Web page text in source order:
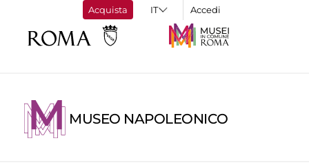
Acquista Accedi
MUSEO NAPOLEONICO